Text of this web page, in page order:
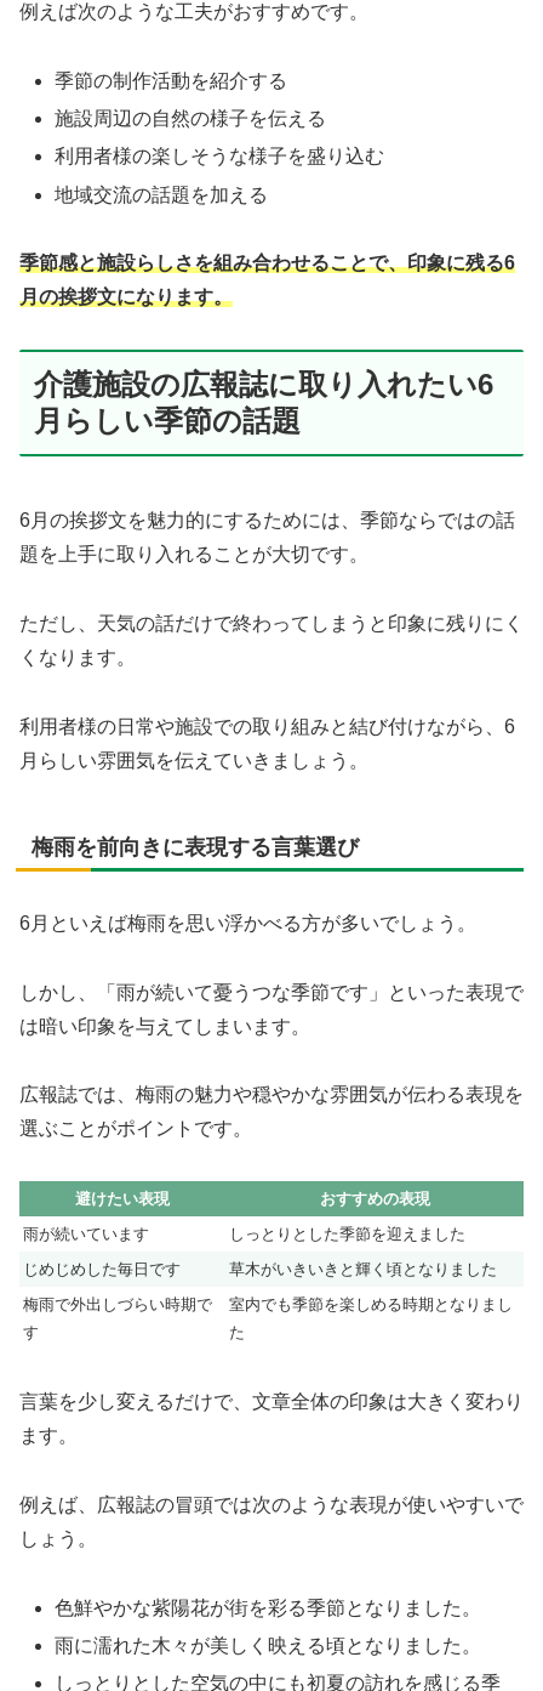
例えば次のような工夫がおすすめです。
季節の制作活動を紹介する
施設周辺の自然の様子を伝える
利用者様の楽しそうな様子を盛り込む
地域交流の話題を加える
季節感と施設らしさを組み合わせることで、印象に残る6
月の挨拶文になります。
介護施設の広報誌に取り入れたい6
月らしい季節の話題
6月の挨拶文を魅力的にするためには、季節ならではの話
題を上手に取り入れることが大切です。
ただし、天気の話だけで終わってしまうと印象に残りにく
くなります。
利用者様の日常や施設での取り組みと結び付けながら、6
月らしい雰囲気を伝えていきましょう。
梅雨を前向きに表現する言葉選び
6月といえば梅雨を思い浮かべる方が多いでしょう。
しかし、「雨が続いて憂うつな季節です」といった表現で
は暗い印象を与えてしまいます。
広報誌では、梅雨の魅力や穏やかな雰囲気が伝わる表現を
選ぶことがポイントです。
避けたい表現
おすすめの表現
雨が続いています
しっとりとした季節を迎えました
じめじめした毎日です
草木がいきいきと輝く頃となりました
梅雨で外出しづらい時期で
す
室内でも季節を楽しめる時期となりまし
た
言葉を少し変えるだけで、文章全体の印象は大きく変わり
ます。
例えば、広報誌の冒頭では次のような表現が使いやすいで
しょう。
色鮮やかな紫陽花が街を彩る季節となりました。
雨に濡れた木々が美しく映える頃となりました。
しっとりとした空気の中にも初夏の訪れを感じる季